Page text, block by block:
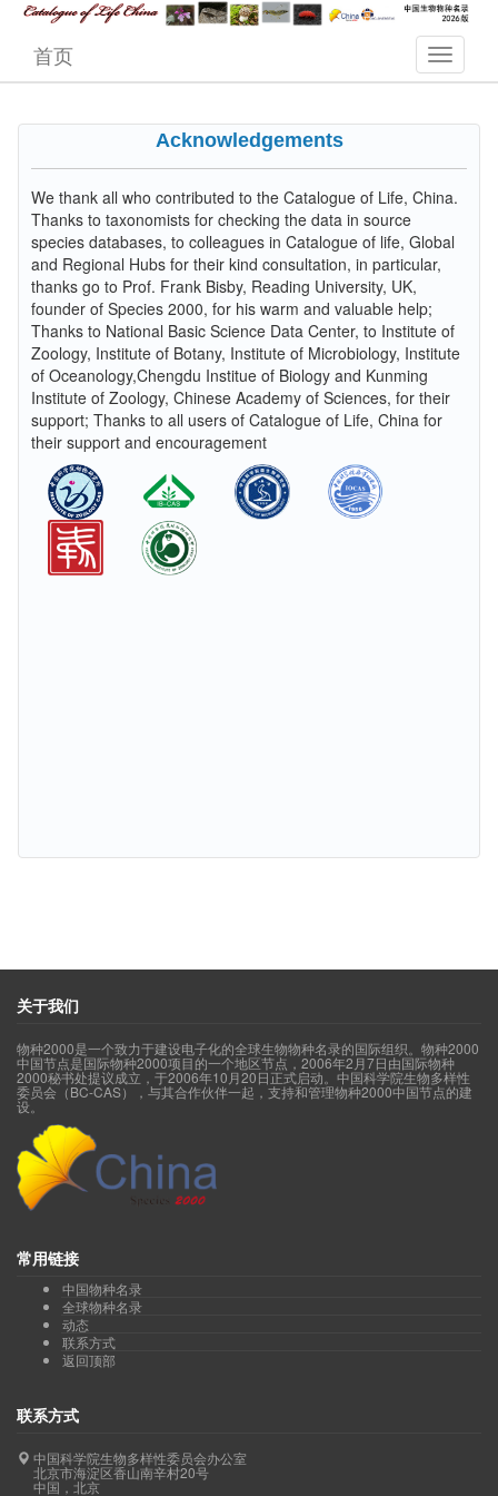
首页
Acknowledgements
We thank all who contributed to the Catalogue of Life, China.
Thanks to taxonomists for checking the data in source
species databases, to colleagues in Catalogue of life, Global
and Regional Hubs for their kind consultation, in particular,
thanks go to Prof. Frank Bisby, Reading University, UK,
founder of Species 2000, for his warm and valuable help;
Thanks to National Basic Science Data Center, to Institute of
Zoology, Institute of Botany, Institute of Microbiology, Institute
of Oceanology,Chengdu Institue of Biology and Kunming
Institute of Zoology, Chinese Academy of Sciences, for their
support; Thanks to all users of Catalogue of Life, China for
their support and encouragement
关于我们
物种2000是一个致力于建设电子化的全球生物物种名录的国际组织。物种2000
中国节点是国际物种2000项目的一个地区节点，2006年2月7日由国际物种
2000秘书处提议成立，于2006年10月20日正式启动。中国科学院生物多样性
委员会（BC-CAS），与其合作伙伴一起，支持和管理物种2000中国节点的建
设。
常用链接
中国物种名录
全球物种名录
动态
联系方式
返回顶部
联系方式
中国科学院生物多样性委员会办公室
北京市海淀区香山南辛村20号
中国，北京